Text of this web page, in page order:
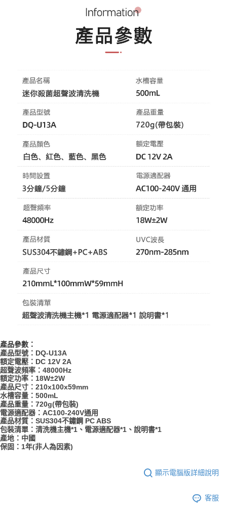
產品參數：
產品型號：DQ-U13A
額定電壓：DC 12V 2A
超聲波頻率：48000Hz
額定功率：18W±2W
產品尺寸：210x100x59mm
水槽容量：500mL
產品重量：720g(帶包裝)
電源適配器：AC100-240V通用
產品材質：SUS304不鏽鋼 PC ABS
包裝清單：清洗機主機*1、電源適配器*1、說明書*1
產地：中國
保固：1年(非人為因素)
顯示電腦版詳細說明
客服